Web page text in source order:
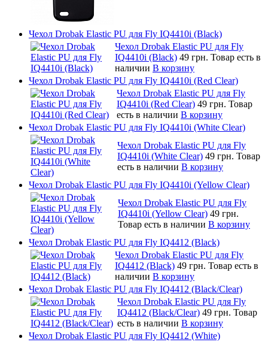
Чехол Drobak Elastic PU для Fly IQ4410i (Black)
Чехол Drobak Elastic PU для Fly
IQ4410i (Black) 49 грн. Товар есть в
наличии В корзину
Чехол Drobak Elastic PU для Fly IQ4410i (Red Clear)
Чехол Drobak Elastic PU для Fly
IQ4410i (Red Clear) 49 грн. Товар
есть в наличии В корзину
Чехол Drobak Elastic PU для Fly IQ4410i (White Clear)
Чехол Drobak Elastic PU для Fly
IQ4410i (White Clear) 49 грн. Товар
есть в наличии В корзину
Чехол Drobak Elastic PU для Fly IQ4410i (Yellow Clear)
Чехол Drobak Elastic PU для Fly
IQ4410i (Yellow Clear) 49 грн.
Товар есть в наличии В корзину
Чехол Drobak Elastic PU для Fly IQ4412 (Black)
Чехол Drobak Elastic PU для Fly
IQ4412 (Black) 49 грн. Товар есть в
наличии В корзину
Чехол Drobak Elastic PU для Fly IQ4412 (Black/Clear)
Чехол Drobak Elastic PU для Fly
IQ4412 (Black/Clear) 49 грн. Товар
есть в наличии В корзину
Чехол Drobak Elastic PU для Fly IQ4412 (White)